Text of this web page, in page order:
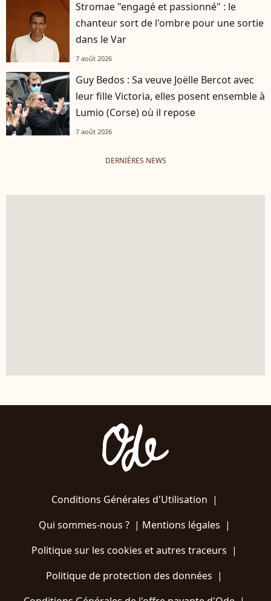
Stromae "engagé et passionné" : le
chanteur sort de l'ombre pour une sortie
dans le Var
7 août 2026
Guy Bedos : Sa veuve Joëlle Bercot avec
leur fille Victoria, elles posent ensemble à
Lumio (Corse) où il repose
7 août 2026
DERNIÈRES NEWS
Conditions Générales d'Utilisation |
Qui sommes-nous ?| Mentions légales |
Politique sur les cookies et autres traceurs |
Politique de protection des données |